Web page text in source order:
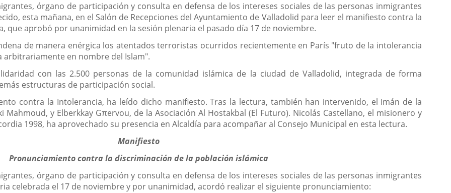
órgano de participación y consulta en defensa de los intereses sociales de las personas inmigrantes
esta mañana, en el Salón de Recepciones del Ayuntamiento de Valladolid para leer el manifiesto contra la
que aprobó por unanimidad en la sesión plenaria el pasado día 17 de noviembre.
de manera enérgica los atentados terroristas ocurridos recientemente en París "fruto de la intolerancia
en nombre del Islam".
con las 2.500 personas de la comunidad islámica de la ciudad de Valladolid, integrada de forma
estructuras de participación social.
contra la Intolerancia, ha leído dicho manifiesto. Tras la lectura, también han intervenido, el Imán de la
Mahmoud, y Elberkkay Gπervou, de la Asociación Al Hostakbal (El Futuro). Nicolás Castellano, el misionero y
1998, ha aprovechado su presencia en Alcaldía para acompañar al Consejo Municipal en esta lectura.
Manifiesto
Pronunciamiento contra la discriminación de la población islámica
órgano de participación y consulta en defensa de los intereses sociales de las personas inmigrantes
celebrada el 17 de noviembre y por unanimidad, acordó realizar el siguiente pronunciamiento: